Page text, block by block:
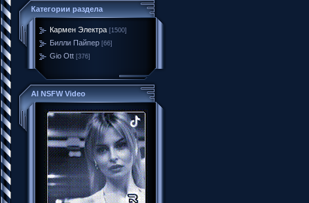
Категории раздела
Кармен Электра [1500]
Билли Пайпер [66]
Gio Ott [376]
AI NSFW Video